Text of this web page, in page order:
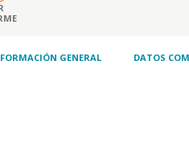
no especializados de venta
GENERAL DATOS